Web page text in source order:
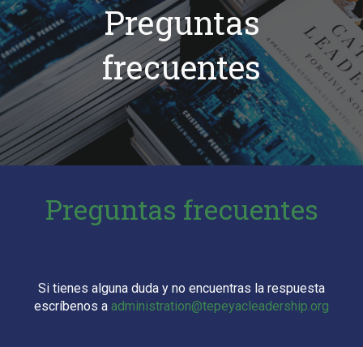
Preguntas
frecuentes
Preguntas frecuentes
Si tienes alguna duda y no encuentras la respuesta
escríbenos a administration@tepeyacleadership.org